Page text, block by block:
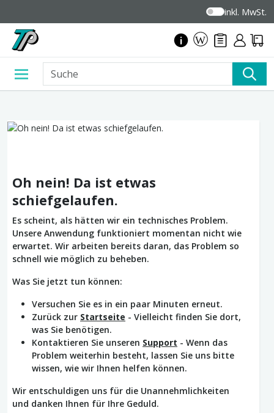
inkl. MwSt.
Oh nein! Da ist etwas
schiefgelaufen.
Es scheint, als hätten wir ein technisches Problem.
Unsere Anwendung funktioniert momentan nicht wie
erwartet. Wir arbeiten bereits daran, das Problem so
schnell wie möglich zu beheben.
Was Sie jetzt tun können:
Versuchen Sie es in ein paar Minuten erneut.
Zurück zur Startseite - Vielleicht finden Sie dort,
was Sie benötigen.
Kontaktieren Sie unseren Support - Wenn das
Problem weiterhin besteht, lassen Sie uns bitte
wissen, wie wir Ihnen helfen können.
Wir entschuldigen uns für die Unannehmlichkeiten
und danken Ihnen für Ihre Geduld.